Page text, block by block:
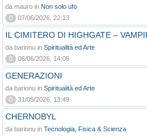
da mauro in Non solo ufo
0
07/06/2026, 22:13
IL CIMITERO DI HIGHGATE –
da barionu in Spiritualità ed Arte
0
06/06/2026, 14:05
GENERAZIONI
da barionu in Spiritualità ed Arte
0
31/05/2026, 13:49
CHERNOBYL
da barionu in Tecnologia, Fisica & Scienza